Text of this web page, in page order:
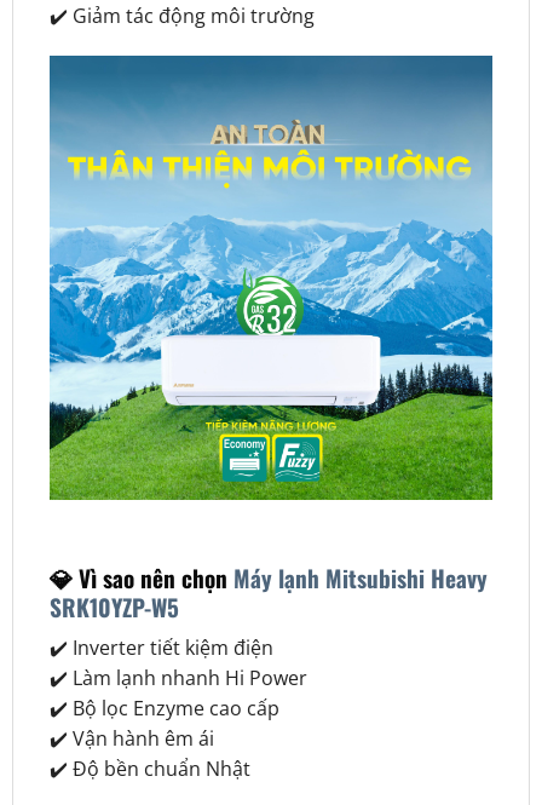
✔️ Giảm tác động môi trường
💎 Vì sao nên chọn Máy lạnh Mitsubishi Heavy
SRK10YZP-W5
✔️ Inverter tiết kiệm điện
✔️ Làm lạnh nhanh Hi Power
✔️ Bộ lọc Enzyme cao cấp
✔️ Vận hành êm ái
✔️ Độ bền chuẩn Nhật